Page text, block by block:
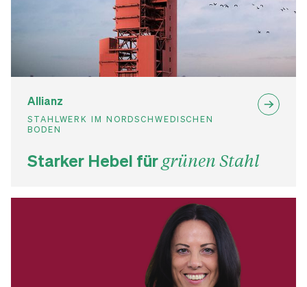
Allianz
STAHLWERK IM NORDSCHWEDISCHEN
BODEN
Starker Hebel fürgrünen Stahl